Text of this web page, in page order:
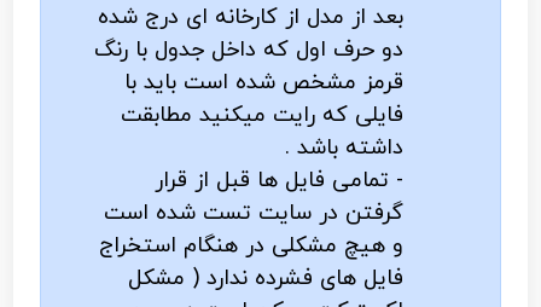
بعد از مدل از کارخانه ای درج شده
دو حرف اول که داخل جدول با رنگ
قرمز مشخص شده است باید با
فایلی که رایت میکنید مطابقت
داشته باشد .
- تمامی فایل ها قبل از قرار
گرفتن در سایت تست شده است
و هیچ مشکلی در هنگام استخراج
فایل های فشرده ندارد ( مشکل